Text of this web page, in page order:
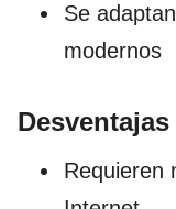
Se
modernos
Desventajas
Requieren